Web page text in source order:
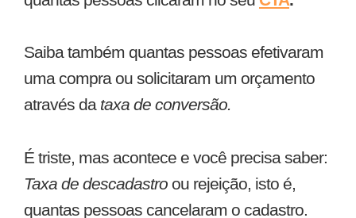
Saiba também quantas pessoas efetivaram
uma compra ou solicitaram um orçamento
através da taxa de conversão.
É triste, mas acontece e você precisa saber:
Taxa de descadastro ou rejeição, isto é,
quantas pessoas cancelaram o cadastro.